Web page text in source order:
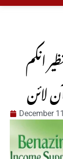
انکم
لائن
December